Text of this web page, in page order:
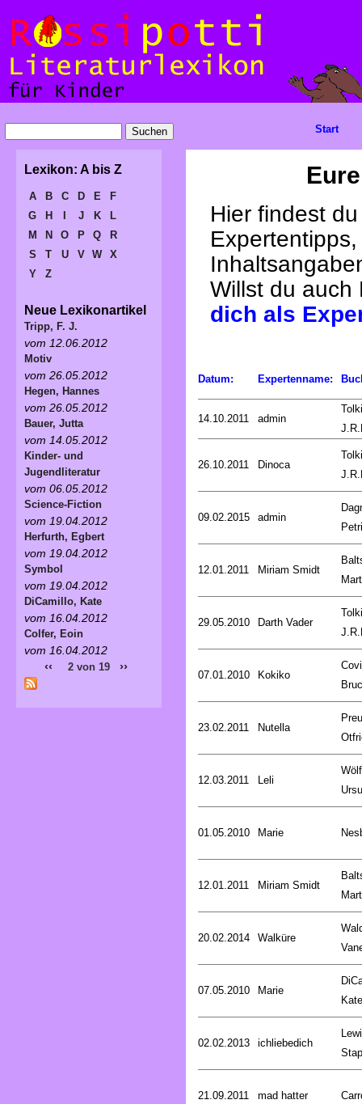
Hier findest
Willst du
dich als
Datum: Expertenname:
14.10.2011 admin
26.10.2011 Dinoca
09.02.2015 admin
12.01.2011 Miriam Smidt
29.05.2010 Darth Vader
07.01.2010 Kokiko
23.02.2011 Nutella
12.03.2011 Leli
01.05.2010 Marie
12.01.2011 Miriam Smidt
20.02.2014 Walküre
07.05.2010 Marie
Kate
02.02.2013 ichliebedich
21.09.2011 mad hatter
Start
Lexikon: A bis Z
A B C D E
F
G
H J K
L
M
N O P Q
R
S
T U V W
X
Y
Z
Neue Lexikonartikel
Tripp, F. J.
vom 12.06.2012
Motiv
vom 26.05.2012
Hegen, Hannes
vom 26.05.2012
Bauer, Jutta
vom 14.05.2012
Kinder- und
Jugendliteratur
vom 06.05.2012
Science-Fiction
vom 19.04.2012
Herfurth, Egbert
vom 19.04.2012
Symbol
vom 19.04.2012
DiCamillo, Kate
vom 16.04.2012
Colfer, Eoin
vom 16.04.2012
‹‹ 2 von 19 ››